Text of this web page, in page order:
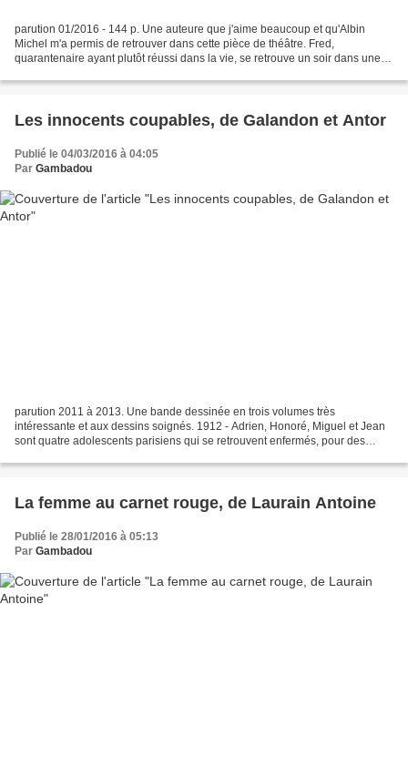
parution 01/2016 - 144 p. Une auteure que j'aime beaucoup et qu'Albin
Michel m'a permis de retrouver dans cette pièce de théâtre. Fred,
quarantenaire ayant plutôt réussi dans la vie, se retrouve un soir dans une
Les innocents coupables, de Galandon et Antor
Publié le 04/03/2016 à 04:05
Par Gambadou
parution 2011 à 2013. Une bande dessinée en trois volumes très
intéressante et aux dessins soignés. 1912 - Adrien, Honoré, Miguel et Jean
sont quatre adolescents parisiens qui se retrouvent enfermés, pour des
La femme au carnet rouge, de Laurain Antoine
Publié le 28/01/2016 à 05:13
Par Gambadou